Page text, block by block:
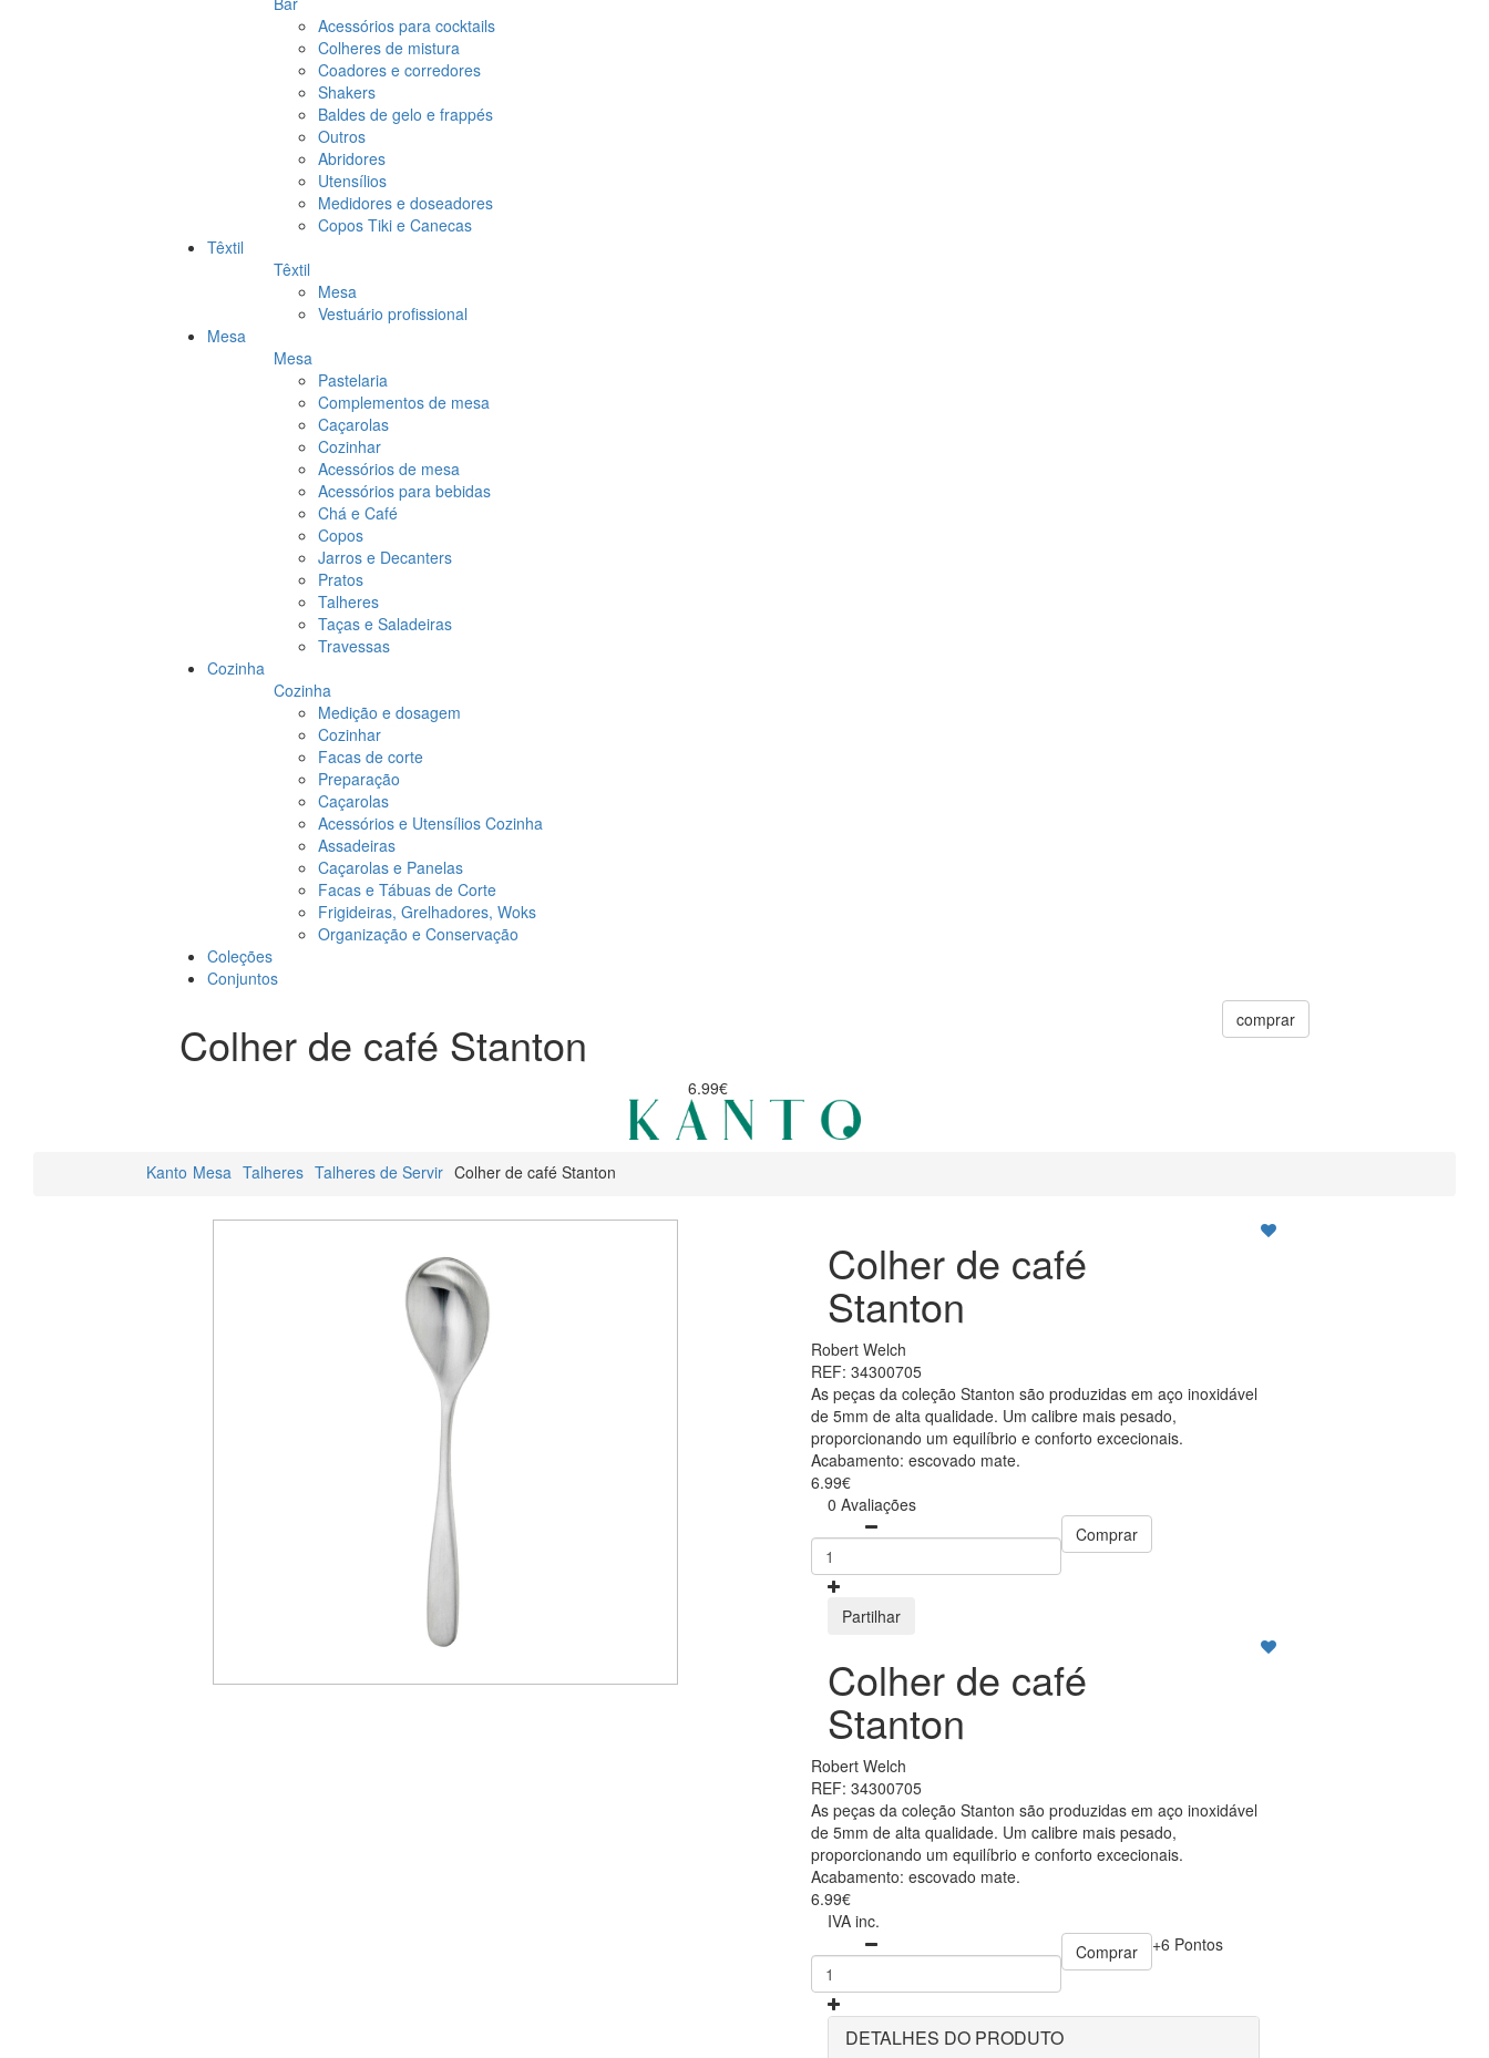
Acessórios para cocktails
Colheres de mistura
Coadores e corredores
Shakers
Baldes de gelo e frappés
Outros
Abridores
Utensílios
Medidores e doseadores
Copos Tiki e Canecas
Têxtil
Têxtil
Mesa
Vestuário profissional
Mesa
Mesa
Pastelaria
Complementos de mesa
Caçarolas
Cozinhar
Acessórios de mesa
Acessórios para bebidas
Chá e Café
Copos
Jarros e Decanters
Pratos
Talheres
Taças e Saladeiras
Travessas
Cozinha
Cozinha
Medição e dosagem
Cozinhar
Facas de corte
Preparação
Caçarolas
Acessórios e Utensílios Cozinha
Assadeiras
Caçarolas e Panelas
Facas e Tábuas de Corte
Frigideiras, Grelhadores, Woks
Organização e Conservação
Coleções
Conjuntos
Colher de café Stanton
6.99€
comprar
Kanto Mesa Talheres Talheres de Servir Colher de café Stanton
Colher de café
Stanton
Robert Welch
REF: 34300705
As peças da coleção Stanton são produzidas em aço inoxidável
de 5mm de alta qualidade. Um calibre mais pesado,
proporcionando um equilíbrio e conforto excecionais.
Acabamento: escovado mate.
6.99€
0 Avaliações
Comprar
Partilhar
Colher de café
Stanton
Robert Welch
REF: 34300705
As peças da coleção Stanton são produzidas em aço inoxidável
de 5mm de alta qualidade. Um calibre mais pesado,
proporcionando um equilíbrio e conforto excecionais.
Acabamento: escovado mate.
6.99€
IVA inc.
Comprar
+6 Pontos
DETALHES DO PRODUTO